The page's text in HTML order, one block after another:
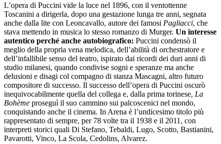
L’opera di Puccini vide la luce nel 1896, con il ventottenne
Toscanini a dirigerla, dopo una gestazione lunga tre anni, segnata
anche dalla lite con Leoncavallo, autore dei famosi Pagliacci, che
stava mettendo in musica lo stesso romanzo di Murger. Un interesse
autentico perché anche autobiografico: Puccini condensò il
meglio della propria vena melodica, dell’abilità di orchestratore e
dell’infallibile senso del teatro, ispirato dai ricordi dei duri anni di
studio milanesi, quando condivise sogni e speranze ma anche
delusioni e disagi col compagno di stanza Mascagni, altro futuro
compositore di successo. Il successo dell’opera di Puccini oscurò
inequivocabilmente quella del collega e, dalla prima torinese, La
Bohème proseguì il suo cammino sui palcoscenici nel mondo,
conquistando anche il cinema. In Arena è l’undicesimo titolo più
rappresentato di sempre, per 78 volte tra il 1938 e il 2011, con
interpreti storici quali Di Stefano, Tebaldi, Lugo, Scotto, Bastianini,
Pavarotti, Vinco, La Scola, Cedolins, Alvarez.